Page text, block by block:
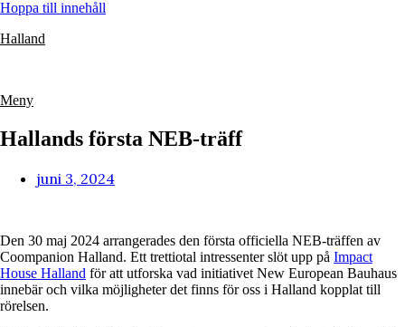
Hoppa till innehåll
Halland
Meny
Hallands första NEB-träff
juni 3, 2024
Den 30 maj 2024 arrangerades den första officiella NEB-träffen av
Coompanion Halland. Ett trettiotal intressenter slöt upp på Impact
House Halland för att utforska vad initiativet New European Bauhaus
innebär och vilka möjligheter det finns för oss i Halland kopplat till
rörelsen.